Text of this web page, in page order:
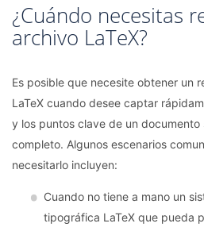
¿Cuándo necesitas
archivo LaTeX?
Es posible que necesite obtener un
LaTeX cuando desee captar
y los puntos clave de un
completo. Algunos escenarios
necesitarlo incluyen:
Cuando no tiene a mano un
tipográfica LaTeX que pueda